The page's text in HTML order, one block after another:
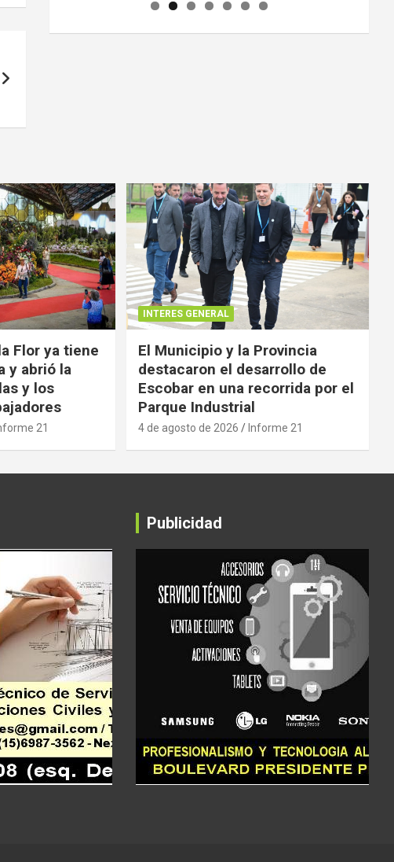
Flor ya tiene
y abrió la
y los
21
INTERES GENERAL
El Municipio y la Provincia
destacaron el desarrollo de
Escobar en una recorrida por el
Parque Industrial
4 de agosto de 2026 Informe 21
Publicidad